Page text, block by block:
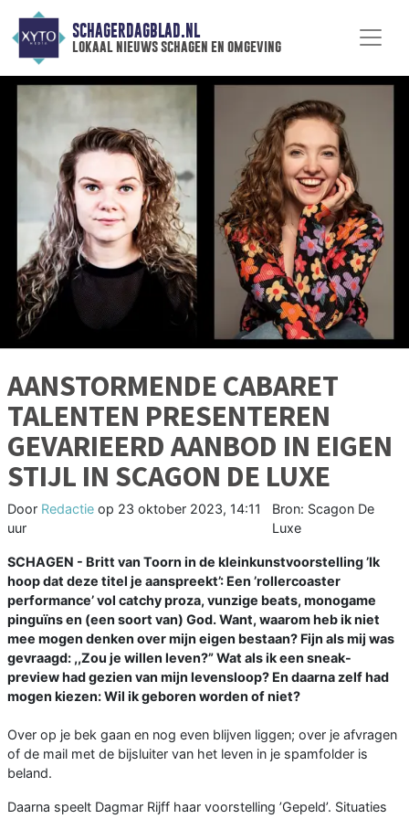
SCHAGERDAGBLAD.NL
lokaal nieuws schagen en omgeving
AANSTORMENDE CABARET
TALENTEN PRESENTEREN
GEVARIEERD AANBOD IN EIGEN
STIJL IN SCAGON DE LUXE
Door Redactie op 23 oktober 2023, 14:11
uur
Bron: Scagon De
Luxe
SCHAGEN - Britt van Toorn in de kleinkunstvoorstelling ’Ik
hoop dat deze titel je aanspreekt’: Een ’rollercoaster
performance’ vol catchy proza, vunzige beats, monogame
pinguïns en (een soort van) God. Want, waarom heb ik niet
mee mogen denken over mijn eigen bestaan? Fijn als mij was
gevraagd: ,,Zou je willen leven?” Wat als ik een sneak-
preview had gezien van mijn levensloop? En daarna zelf had
mogen kiezen: Wil ik geboren worden of niet?
Over op je bek gaan en nog even blijven liggen; over je afvragen
of de mail met de bijsluiter van het leven in je spamfolder is
beland.
Daarna speelt Dagmar Rijff haar voorstelling ’Gepeld’. Situaties